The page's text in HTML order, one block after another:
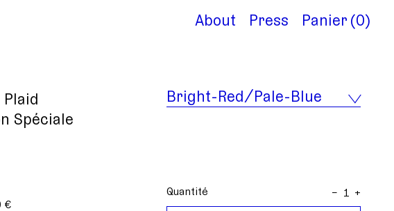
About Press Panier 0
Spéciale
Bright-Red/Pale-Blue
€
Quantité − +